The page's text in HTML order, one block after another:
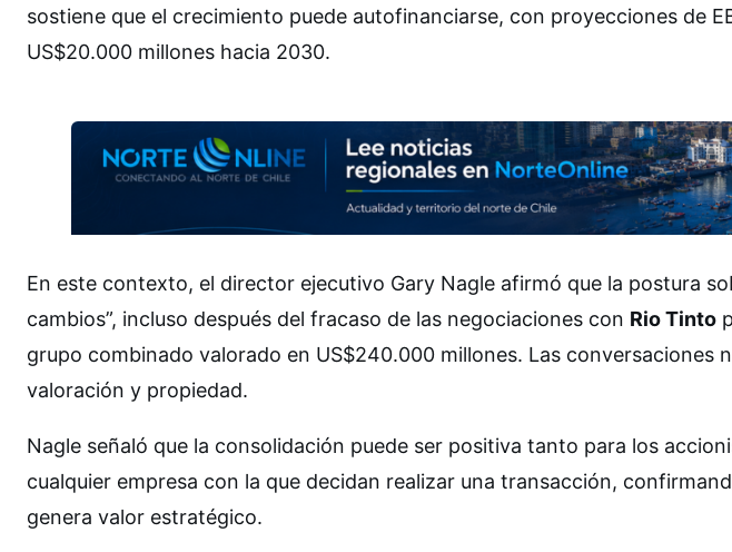
sostiene que el crecimiento puede autofinanciarse, con proyecciones de
US$20.000 millones hacia 2030.
En este contexto, el director ejecutivo Gary Nagle afirmó que la postura
cambios”, incluso después del fracaso de las negociaciones con Rio Tinto
grupo combinado valorado en US$240.000 millones. Las conversaciones
valoración y propiedad.
Nagle señaló que la consolidación puede ser positiva tanto para los
cualquier empresa con la que decidan realizar una transacción,
genera valor estratégico.